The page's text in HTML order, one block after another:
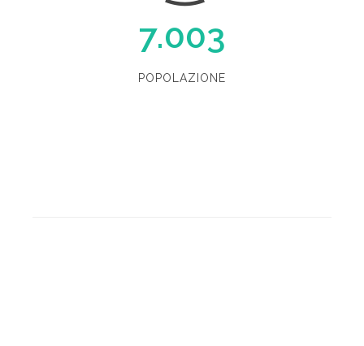
7.003
POPOLAZIONE